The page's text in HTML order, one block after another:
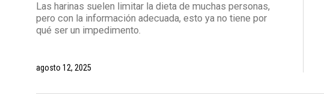
Las harinas suelen limitar la dieta de muchas personas,
pero con la información adecuada, esto ya no tiene por
qué ser un impedimento.
agosto 12, 2025